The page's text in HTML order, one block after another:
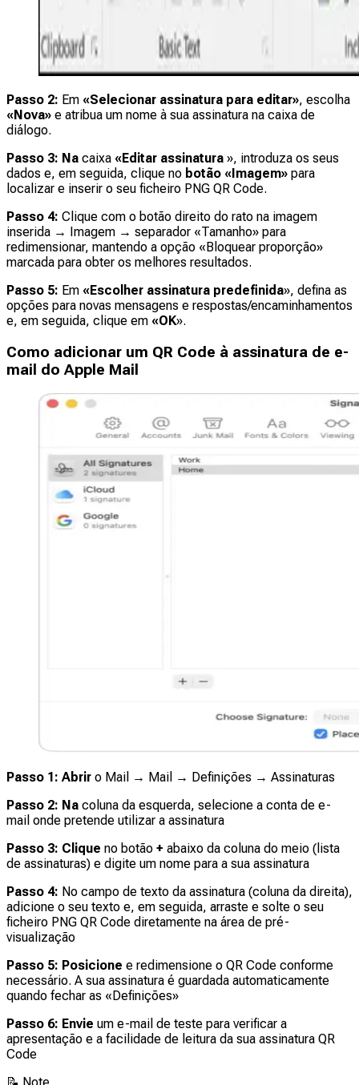
Passo 2: Em «Selecionar assinatura para editar», escolha
«Nova» e atribua um nome à sua assinatura na caixa de
diálogo.
Passo 3: Na caixa «Editar assinatura », introduza os seus
dados e, em seguida, clique no botão «Imagem» para
localizar e inserir o seu ficheiro PNG QR Code.
Passo 4: Clique com o botão direito do rato na imagem
inserida → Imagem → separador «Tamanho» para
redimensionar, mantendo a opção «Bloquear proporção»
marcada para obter os melhores resultados.
Passo 5: Em «Escolher assinatura predefinida», defina as
opções para novas mensagens e respostas/encaminhamentos
e, em seguida, clique em «OK».
Como adicionar um QR Code à assinatura de e-
mail do Apple Mail
Passo 1: Abrir o Mail → Mail → Definições → Assinaturas
Passo 2: Na coluna da esquerda, selecione a conta de e-
mail onde pretende utilizar a assinatura
Passo 3: Clique no botão + abaixo da coluna do meio (lista
de assinaturas) e digite um nome para a sua assinatura
Passo 4: No campo de texto da assinatura (coluna da direita),
adicione o seu texto e, em seguida, arraste e solte o seu
ficheiro PNG QR Code diretamente na área de pré-
visualização
Passo 5: Posicione e redimensione o QR Code conforme
necessário. A sua assinatura é guardada automaticamente
quando fechar as «Definições»
Passo 6: Envie um e-mail de teste para verificar a
apresentação e a facilidade de leitura da sua assinatura QR
Code